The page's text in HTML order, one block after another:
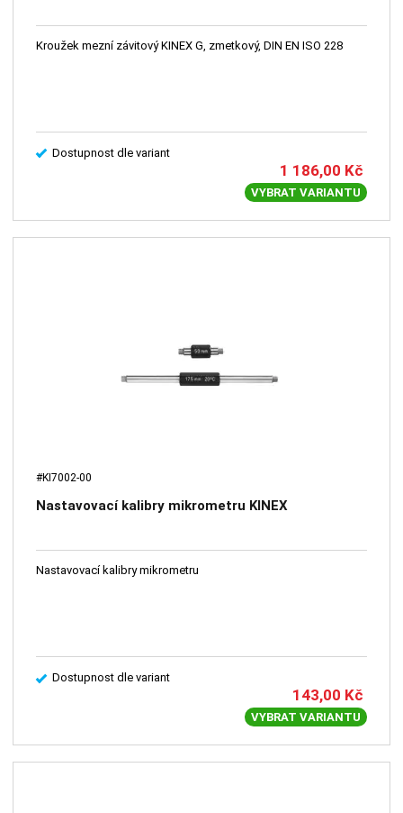
Kroužek mezní závitový KINEX G, zmetkový, DIN EN ISO 228
Dostupnost dle variant
1 186,00 Kč
VYBRAT VARIANTU
#KI7002-00
Nastavovací kalibry mikrometru KINEX
Nastavovací kalibry mikrometru
Dostupnost dle variant
143,00 Kč
VYBRAT VARIANTU